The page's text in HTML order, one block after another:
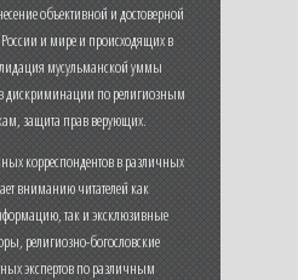
объективной и достоверной
и мире и происходящих в
мусульманской уммы
дискриминации по религиозным
защита прав верующих.
корреспондентов в различных
вниманию читателей как
так и эксклюзивные
религиозно-богословские
экспертов по различным